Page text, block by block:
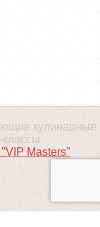
кулинарные
классы.
Masters"